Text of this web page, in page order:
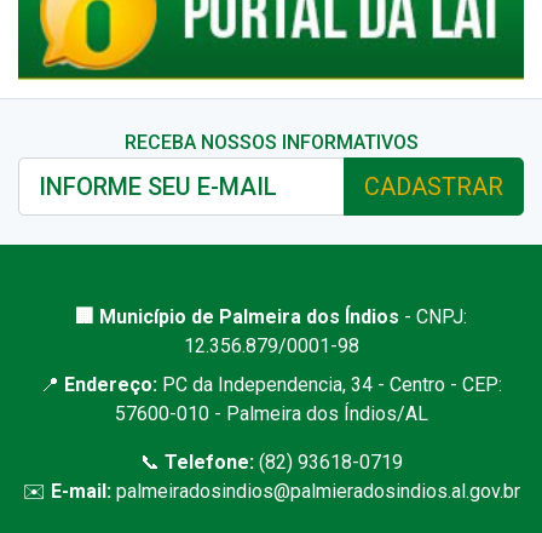
RECEBA NOSSOS INFORMATIVOS
CADASTRAR
🏢 Município de Palmeira dos Índios - CNPJ:
12.356.879/0001-98
📍 Endereço: PC da Independencia, 34 - Centro - CEP:
57600-010 - Palmeira dos Índios/AL
📞 Telefone:(82) 93618-0719
✉️ E-mail: palmeiradosindios@palmieradosindios.al.gov.br